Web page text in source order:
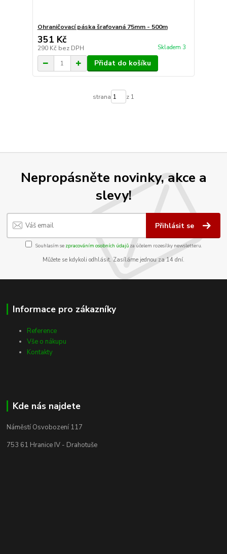
Ohraničovací páska šrafovaná 75mm - 500m
351 Kč
290 Kč bez DPH Skladem 3
Přidat do košíku
strana z 1
Nepropásněte novinky, akce a
slevy!
Přihlásit se
Souhlasím se zpracováním osobních údajůza účelem rozesílky newsletteru.
Můžete se kdykoli odhlásit. Zasíláme jednou za 14 dní.
Informace pro zákazníky
Reference
Vše o nákupu
Kontakty
Kde nás najdete
Náměstí Osvobození 117
753 61 Hranice IV - Drahotuše